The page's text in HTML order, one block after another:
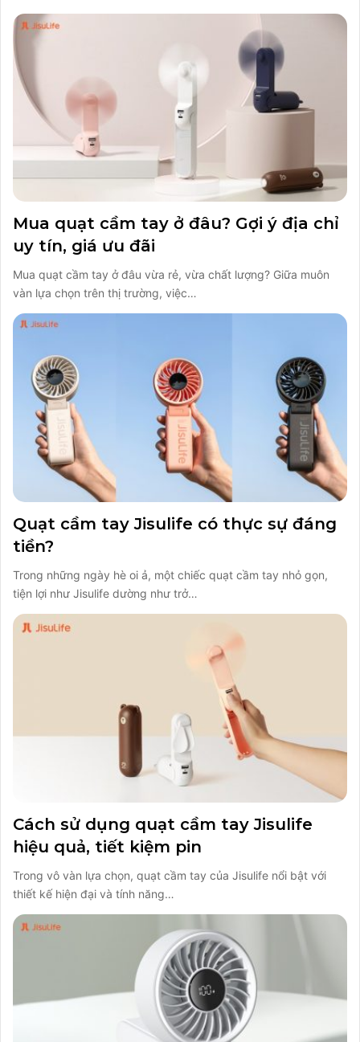
Mua quạt cầm tay ở đâu? Gợi ý địa chỉ
uy tín, giá ưu đãi
Mua quạt cầm tay ở đâu vừa rẻ, vừa chất lượng? Giữa muôn
vàn lựa chọn trên thị trường, việc…
Quạt cầm tay Jisulife có thực sự đáng
tiền?
Trong những ngày hè oi ả, một chiếc quạt cầm tay nhỏ gọn,
tiện lợi như Jisulife dường như trở…
Cách sử dụng quạt cầm tay Jisulife
hiệu quả, tiết kiệm pin
Trong vô vàn lựa chọn, quạt cầm tay của Jisulife nổi bật với
thiết kế hiện đại và tính năng…